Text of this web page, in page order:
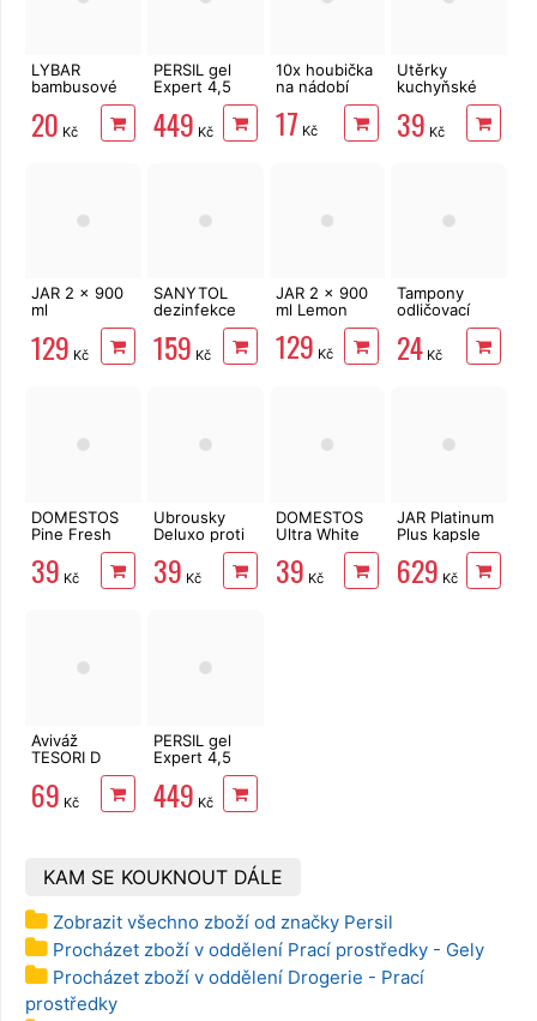
LYBAR
bambusové
tyčinky 200
ks
20 Kč
PERSIL gel
Expert 4,5
Sensitive
449 Kč
10x houbička
na nádobí
17 Kč
Utěrky
kuchyňské
Clean
2vrstvé, 4
39 Kč
JAR 2 x 900
ml
Pomegranate
129 Kč
SANYTOL
dezinfekce
na prádlo 1,5 l
159 Kč
JAR 2 x 900
ml Lemon
129 Kč
Tampony
odličovací
LINTEO 120
ks
24 Kč
DOMESTOS
Pine Fresh
39 Kč
Ubrousky
Deluxo proti
zabarvení
prádla 20 ks
39 Kč
DOMESTOS
Ultra White
39 Kč
JAR Platinum
Plus kapsle
629 Kč
Aviváž
TESORI D
´ORIENTE
Ayurveda 760
ml 38 PD
69 Kč
PERSIL gel
Expert 4,5
Lavender
Color
449 Kč
KAM SE KOUKNOUT DÁLE
Zobrazit všechno zboží od značky Persil
Procházet zboží v oddělení Prací prostředky - Gely
Procházet zboží v oddělení Drogerie - Prací
prostředky